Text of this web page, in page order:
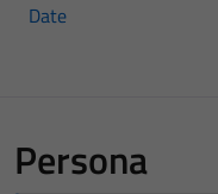
Date
Persona